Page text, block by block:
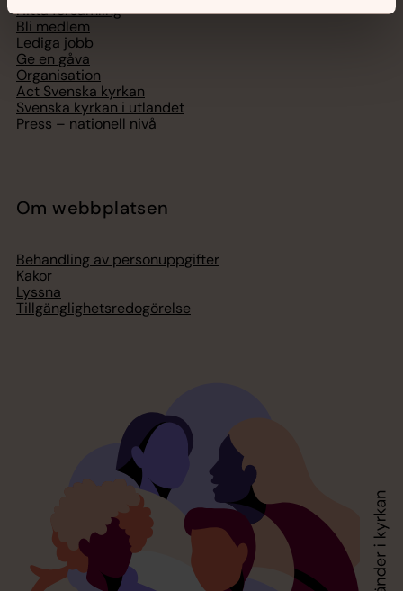
Hitta församling
Bli medlem
Lediga jobb
Ge en gåva
Organisation
Act Svenska kyrkan
Svenska kyrkan i utlandet
Press – nationell nivå
Om webbplatsen
Behandling av personuppgifter
Kakor
Lyssna
Tillgänglighetsredogörelse